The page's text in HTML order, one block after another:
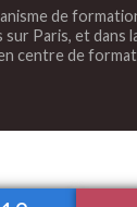
de
Paris, et dans
centre de